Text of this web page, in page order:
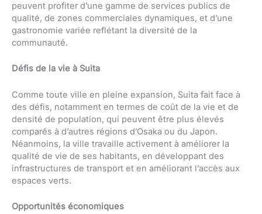
peuvent profiter d’une gamme de services publics de
qualité, de zones commerciales dynamiques, et d’une
gastronomie variée reflétant la diversité de la
communauté.
Défis de la vie à Suita
Comme toute ville en pleine expansion, Suita fait face à
des défis, notamment en termes de coût de la vie et de
densité de population, qui peuvent être plus élevés
comparés à d’autres régions d’Osaka ou du Japon.
Néanmoins, la ville travaille activement à améliorer la
qualité de vie de ses habitants, en développant des
infrastructures de transport et en améliorant l’accès aux
espaces verts.
Opportunités économiques